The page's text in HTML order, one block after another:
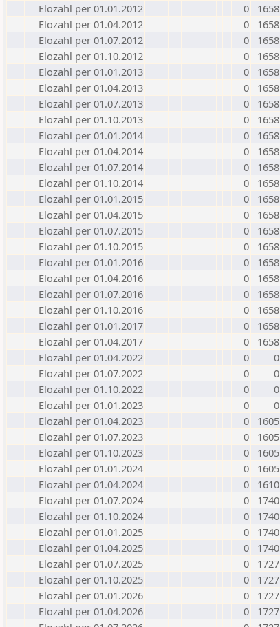
Elozahl per 01.01.2012
0
1658
Elozahl per 01.04.2012
0
1658
Elozahl per 01.07.2012
0
1658
Elozahl per 01.10.2012
0
1658
Elozahl per 01.01.2013
0
1658
Elozahl per 01.04.2013
0
1658
Elozahl per 01.07.2013
0
1658
Elozahl per 01.10.2013
0
1658
Elozahl per 01.01.2014
0
1658
Elozahl per 01.04.2014
0
1658
Elozahl per 01.07.2014
0
1658
Elozahl per 01.10.2014
0
1658
Elozahl per 01.01.2015
0
1658
Elozahl per 01.04.2015
0
1658
Elozahl per 01.07.2015
0
1658
Elozahl per 01.10.2015
0
1658
Elozahl per 01.01.2016
0
1658
Elozahl per 01.04.2016
0
1658
Elozahl per 01.07.2016
0
1658
Elozahl per 01.10.2016
0
1658
Elozahl per 01.01.2017
0
1658
Elozahl per 01.04.2017
0
1658
Elozahl per 01.04.2022
0
0
Elozahl per 01.07.2022
0
0
Elozahl per 01.10.2022
0
0
Elozahl per 01.01.2023
0
0
Elozahl per 01.04.2023
0
1605
Elozahl per 01.07.2023
0
1605
Elozahl per 01.10.2023
0
1605
Elozahl per 01.01.2024
0
1605
Elozahl per 01.04.2024
0
1610
Elozahl per 01.07.2024
0
1740
Elozahl per 01.10.2024
0
1740
Elozahl per 01.01.2025
0
1740
Elozahl per 01.04.2025
0
1740
Elozahl per 01.07.2025
0
1727
Elozahl per 01.10.2025
0
1727
Elozahl per 01.01.2026
0
1727
Elozahl per 01.04.2026
0
1727